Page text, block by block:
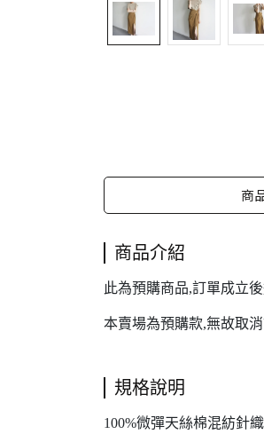
商
商品介紹
此為預購商品,訂單成立
本賣場為預購款,無故取
規格說明
100%微彈天絲棉混紡針